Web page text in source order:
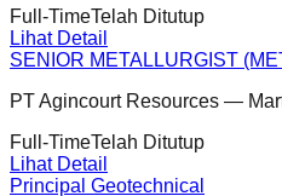
Full-TimeTelah Ditutup
Lihat Detail
SENIOR METALLURGIST
PT Agincourt Resources —
Full-TimeTelah Ditutup
Lihat Detail
Principal Geotechnical